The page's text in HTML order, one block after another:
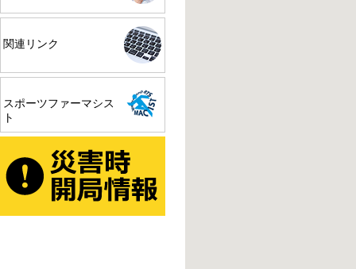
関連リンク
スポーツファーマシス
ト